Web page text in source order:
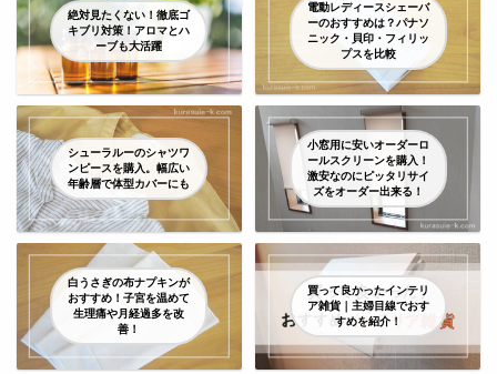
絶対見たくない！徹底ゴ
キブリ対策！アロマとハ
ーブも大活躍
電動レディースシェーバ
ーのおすすめは？パナソ
ニック・貝印・フィリッ
プスを比較
シューラルーのシャツワ
ンピースを購入。幅広い
年齢層で体型カバーにも
小窓用に安いオーダーロ
ールスクリーンを購入！
激安なのにピッタリサイ
ズをオーダー出来る！
白うさぎの布ナプキンが
おすすめ！子宮を温めて
生理痛や月経過多を改
善！
買って良かったインテリ
ア雑貨｜主婦目線でおす
すめを紹介！